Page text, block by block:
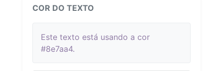
COR DO TEXTO
Este texto está usando a cor
#8e7aa4.